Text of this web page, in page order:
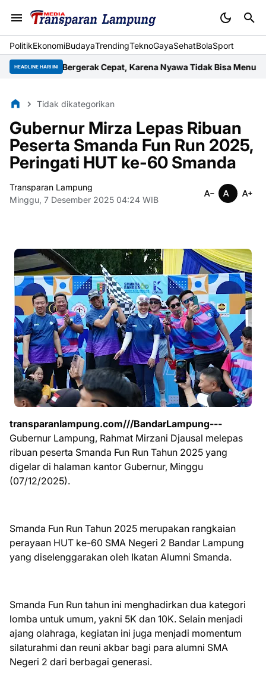
PolitikEkonomiBudayaTrendingTeknoGayaSehatBolaSport
HEADLINE HARI INI
Bergerak Cepat, Karena Nyawa Tidak Bisa MenungguWujud
Tidak dikategorikan
Gubernur Mirza Lepas Ribuan
Peserta Smanda Fun Run 2025,
Peringati HUT ke-60 Smanda
Transparan Lampung
Minggu, 7 Desember 2025 04:24 WIB
transparanlampung.com///BandarLampung---
Gubernur Lampung, Rahmat Mirzani Djausal melepas
ribuan peserta Smanda Fun Run Tahun 2025 yang
digelar di halaman kantor Gubernur, Minggu
(07/12/2025).
Smanda Fun Run Tahun 2025 merupakan rangkaian
perayaan HUT ke-60 SMA Negeri 2 Bandar Lampung
yang diselenggarakan oleh Ikatan Alumni Smanda.
Smanda Fun Run tahun ini menghadirkan dua kategori
lomba untuk umum, yakni 5K dan 10K. Selain menjadi
ajang olahraga, kegiatan ini juga menjadi momentum
silaturahmi dan reuni akbar bagi para alumni SMA
Negeri 2 dari berbagai generasi.